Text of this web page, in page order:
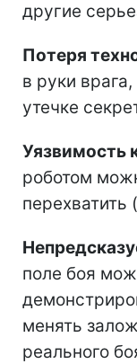
другие
Потеря
в руки
утечке
Уязвимость
роботом
перехватить
поле боя
менять
реального